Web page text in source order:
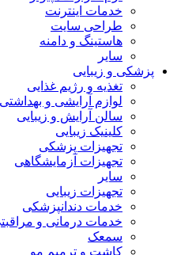
خدمات اینترنت
طراحی سایت
هاستینگ و دامنه
سایر
پزشکی و زیبایی
تغذیه و رژیم غذایی
لوازم آرایشی و بهداشتی
سالن آرایش و زیبایی
کلینیک زیبایی
تجهیزات پزشکی
تجهیزات آزمایشگاهی
سایر
تجهیزات زیبایی
خدمات دندانپزشکی
خدمات درمانی و
سمعک
کاشت و ترمیم مو